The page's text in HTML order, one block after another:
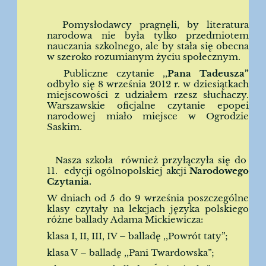
Pomysłodawcy pragnęli, by literatura
narodowa nie była tylko przedmiotem
nauczania szkolnego, ale by stała się obecna
w szeroko rozumianym życiu społecznym.
Publiczne czytanie ,,Pana Tadeusza”
odbyło się 8 września 2012 r. w dziesiątkach
miejscowości z udziałem rzesz słuchaczy.
Warszawskie oficjalne czytanie epopei
narodowej miało miejsce w Ogrodzie
Saskim.
Nasza szkoła również przyłączyła się do
11. edycji ogólnopolskiej akcji Narodowego
Czytania.
W dniach od 5 do 9 września poszczególne
klasy czytały na lekcjach języka polskiego
różne ballady Adama Mickiewicza:
klasa I, II, III, IV – balladę ,,Powrót taty”;
klasa V – balladę ,,Pani Twardowska”;